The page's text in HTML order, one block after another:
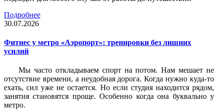
Подробнее
30.07.2026
Фитнес у метро «Аэропорт»: тренировки без лишних
усилий
Мы часто откладываем спорт на потом. Нам мешает не
отсутствие времени, а неудобная дорога. Когда нужно куда-то
ехать, сил уже не остается. Но если студия находится рядом,
занятия становятся проще. Особенно когда она буквально у
метро.